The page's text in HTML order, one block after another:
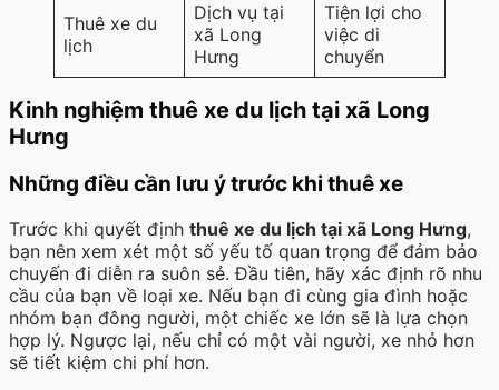
Thuê xe du
lịch
Dịch vụ tại
xã Long
Hưng
Tiện lợi cho
việc di
chuyển
Kinh nghiệm thuê xe du lịch tại xã Long
Hưng
Những điều cần lưu ý trước khi thuê xe
Trước khi quyết định thuê xe du lịch tại xã Long Hưng,
bạn nên xem xét một số yếu tố quan trọng để đảm bảo
chuyến đi diễn ra suôn sẻ. Đầu tiên, hãy xác định rõ nhu
cầu của bạn về loại xe. Nếu bạn đi cùng gia đình hoặc
nhóm bạn đông người, một chiếc xe lớn sẽ là lựa chọn
hợp lý. Ngược lại, nếu chỉ có một vài người, xe nhỏ hơn
sẽ tiết kiệm chi phí hơn.